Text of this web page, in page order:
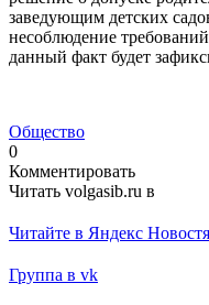
заведующим детских
несоблюдение
данный факт будет
Общество
0
Комментировать
Читать volgasib.ru в
Читайте в Яндекс
Группа в vk